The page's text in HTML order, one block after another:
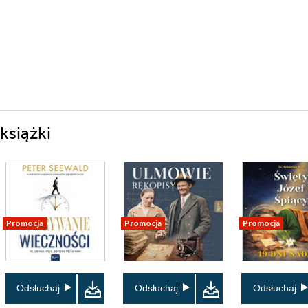
Promocja
Odsłuchaj
Promocja
Odsłuchaj
Promocja
Odsłuchaj